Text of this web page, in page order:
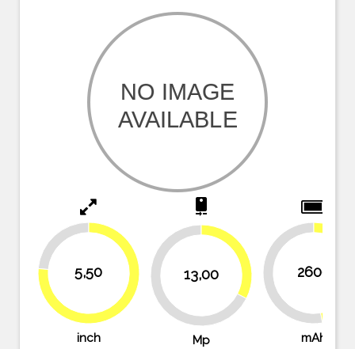
5,50
23.6%
76.4%
inch
camera_rear
13,00
67.5%
32.5%
Mp
2600
mAh